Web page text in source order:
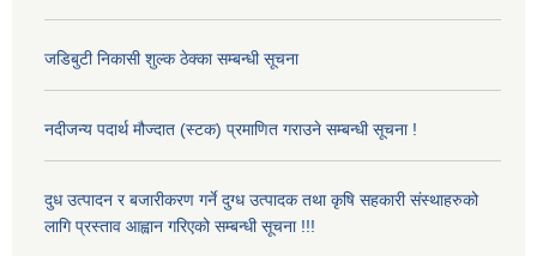
जडिबुटी निकासी शुल्क ठेक्का सम्बन्धी सूचना
नदीजन्य पदार्थ मौज्दात (स्टक) प्रमाणित गराउने सम्बन्धी सूचना !
दुध उत्पादन र बजारीकरण गर्ने दुग्ध उत्पादक तथा कृषि सहकारी संस्थाहरुको
लागि प्रस्ताव आह्वान गरिएको सम्बन्धी सूचना !!!